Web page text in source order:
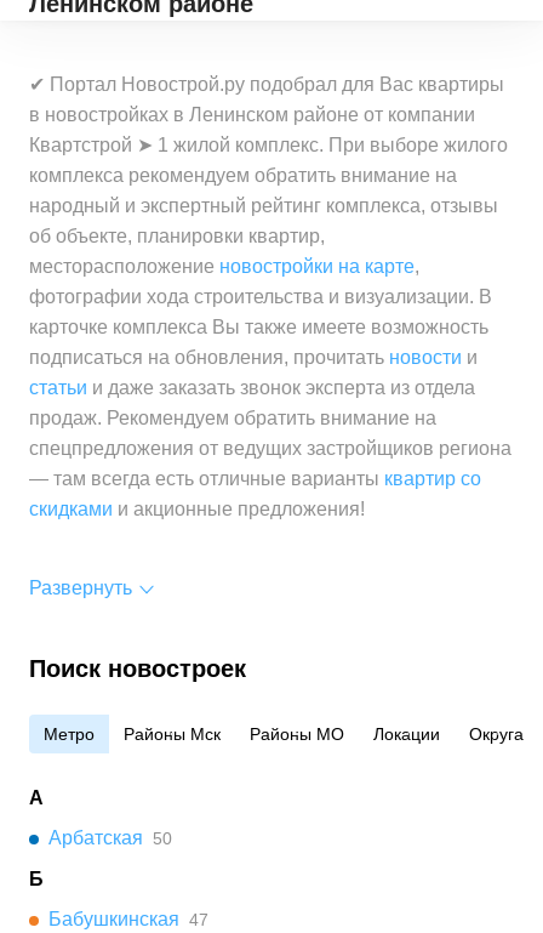
✔ Портал Новострой.ру подобрал для Вас квартиры
в новостройках в Ленинском районе от компании
Квартстрой ➤ 1 жилой комплекс. При выборе жилого
комплекса рекомендуем обратить внимание на
народный и экспертный рейтинг комплекса, отзывы
об объекте, планировки квартир,
месторасположение новостройки на карте,
фотографии хода строительства и визуализации. В
карточке комплекса Вы также имеете возможность
подписаться на обновления, прочитать новости и
статьи и даже заказать звонок эксперта из отдела
продаж. Рекомендуем обратить внимание на
спецпредложения от ведущих застройщиков региона
— там всегда есть отличные варианты квартир со
скидками и акционные предложения!
Развернуть
Поиск новостроек
Метро Районы Мск Районы МО Локации Округа
А
Арбатская
50
Б
Бабушкинская 47